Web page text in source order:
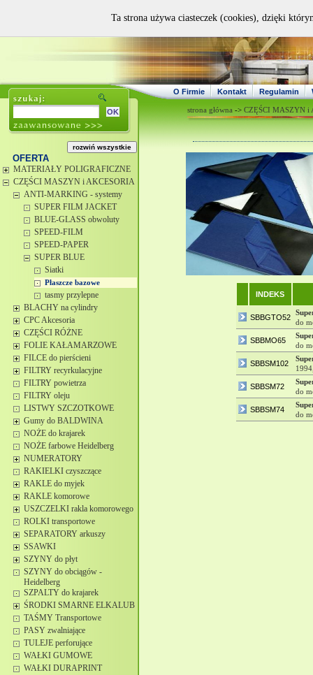
O Firmie Kontakt Regulamin
OFERTA
MATERIAŁY POLIGRAFICZNE
CZĘŚCI MASZYN i AKCESORIA
ANTI-MARKING - systemy
SUPER FILM JACKET
BLUE-GLASS obwoluty
SPEED-FILM
SPEED-PAPER
SUPER BLUE
Siatki
Płaszcze bazowe
tasmy przylepne
BLACHY na cylindry
CPC Akcesoria
CZĘŚCI RÓŻNE
FOLIE KAŁAMARZOWE
FILCE do pierścieni
FILTRY recyrkulacyjne
FILTRY powietrza
FILTRY oleju
LISTWY SZCZOTKOWE
Gumy do BALDWINA
NOŻE do krajarek
NOŻE farbowe Heidelberg
NUMERATORY
RAKIELKI czyszczące
RAKLE do myjek
RAKLE komorowe
USZCZELKI rakla komorowego
ROLKI transportowe
SEPARATORY arkuszy
SSAWKI
SZYNY do płyt
SZYNY do obciągów -
Heidelberg
SZPALTY do krajarek
ŚRODKI SMARNE ELKALUB
TAŚMY Transportowe
PASY zwalniające
TULEJE perforujące
WAŁKI GUMOWE
WAŁKI DURAPRINT
strona główna -> CZĘŚCI MASZYN i
INDEKS
SBBGTO52
do
SBBMO65
do
SBBSM102
SBBSM72
do
SBBSM74
do
Ta strona używa ciasteczek (cookies), dzięki